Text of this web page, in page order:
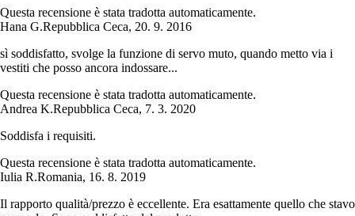
Questa recensione è stata tradotta automaticamente.
Hana G.Repubblica Ceca, 20. 9. 2016
sì soddisfatto, svolge la funzione di servo muto, quando metto via i
vestiti che posso ancora indossare...
Questa recensione è stata tradotta automaticamente.
Andrea K.Repubblica Ceca, 7. 3. 2020
Soddisfa i requisiti.
Questa recensione è stata tradotta automaticamente.
Iulia R.Romania, 16. 8. 2019
Il rapporto qualità/prezzo è eccellente. Era esattamente quello che stavo